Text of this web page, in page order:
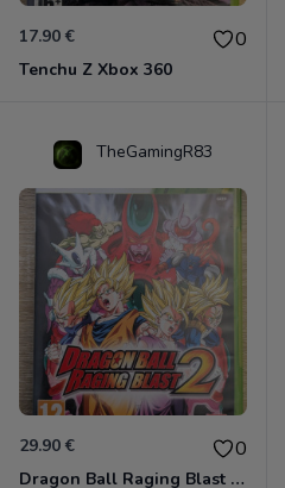
17.90 € 0
Tenchu Z Xbox 360
TheGamingR83
29.90 € 0
Dragon Ball Raging Blast 2 Xbox 360